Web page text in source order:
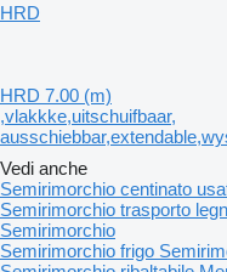
HRD
HRD 7.00 (m)
,vlakkke,uitschuifbaar,
Vedi anche
Semirimorchio centinato
Semirimorchio trasporto
Semirimorchio
Semirimorchio frigo